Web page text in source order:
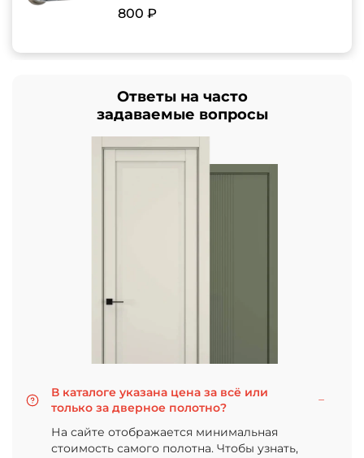
800 ₽
Ответы на часто
задаваемые вопросы
В каталоге указана цена за всё или
только за дверное полотно?
На сайте отображается минимальная
стоимость самого полотна. Чтобы узнать,